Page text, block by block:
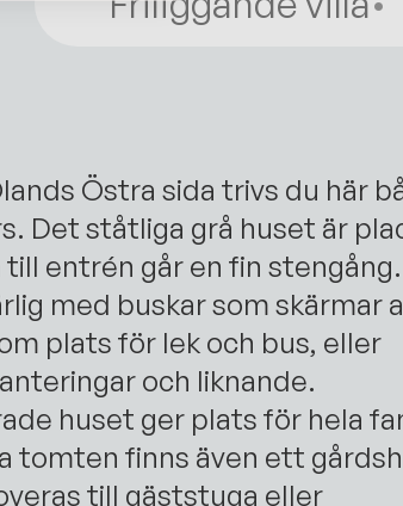
Östra sida trivs du här
Det ståtliga grå huset är
entrén går en fin stengång.
med buskar som skärmar
plats för lek och bus, eller
och liknande.
huset ger plats för hela
tomten finns även ett
till gäststuga eller